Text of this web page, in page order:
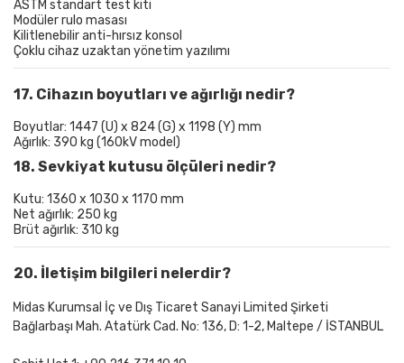
ASTM standart test kiti
Modüler rulo masası
Kilitlenebilir anti-hırsız konsol
Çoklu cihaz uzaktan yönetim yazılımı
17. Cihazın boyutları ve ağırlığı nedir?
Boyutlar: 1447 (U) x 824 (G) x 1198 (Y) mm
Ağırlık: 390 kg (160kV model)
18. Sevkiyat kutusu ölçüleri nedir?
Kutu: 1360 x 1030 x 1170 mm
Net ağırlık: 250 kg
Brüt ağırlık: 310 kg
20. İletişim bilgileri nelerdir?
Midas Kurumsal İç ve Dış Ticaret Sanayi Limited Şirketi
Bağlarbaşı Mah. Atatürk Cad. No: 136, D: 1-2, Maltepe / İSTANBUL